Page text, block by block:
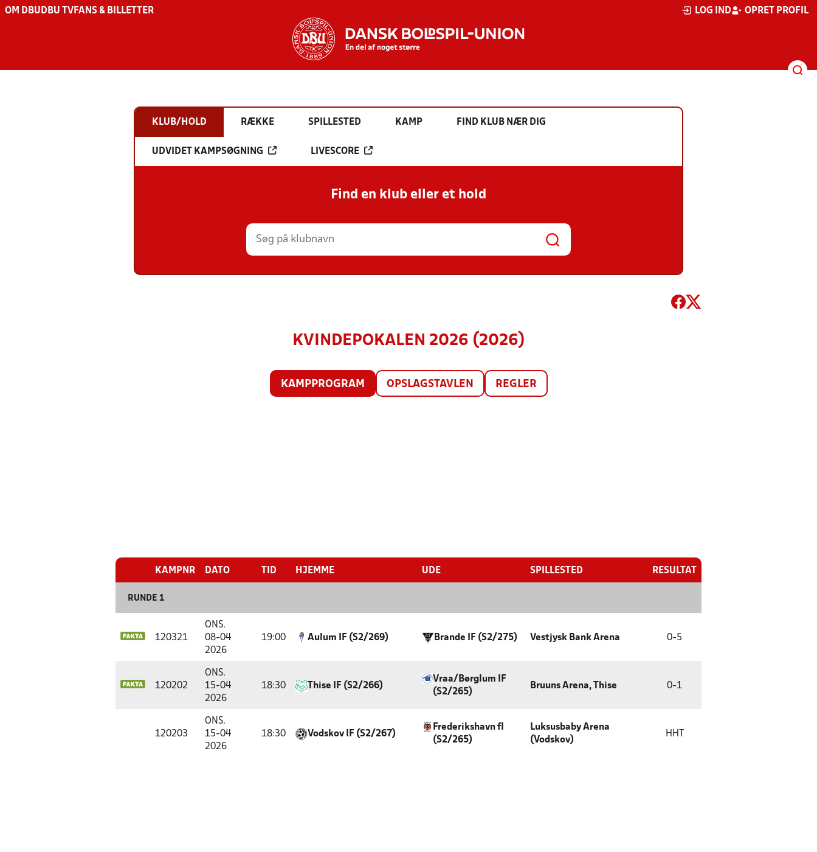
OM DBU DBU TV FANS & BILLETTER LOG IND OPRET PROFIL
KLUB/HOLD RÆKKE SPILLESTED KAMP FIND KLUB NÆR DIG
UDVIDET KAMPSØGNING LIVESCORE
Find en klub eller et hold
KVINDEPOKALEN 2026 (2026)
KAMPPROGRAM OPSLAGSTAVLEN REGLER
KAMPNR DATO TID HJEMME UDE SPILLESTED RESULTAT
RUNDE 1
120321
ONS.
08-04
2026
19:00 Aulum IF (S2/269) Brande IF (S2/275) Vestjysk Bank Arena 0-5
120202
ONS.
15-04
2026
18:30 Thise IF (S2/266)
Vraa/Børglum IF
(S2/265)
Bruuns Arena, Thise 0-1
120203
ONS.
15-04
2026
18:30 Vodskov IF (S2/267)
Frederikshavn fI
(S2/265)
Luksusbaby Arena
(Vodskov)
HHT